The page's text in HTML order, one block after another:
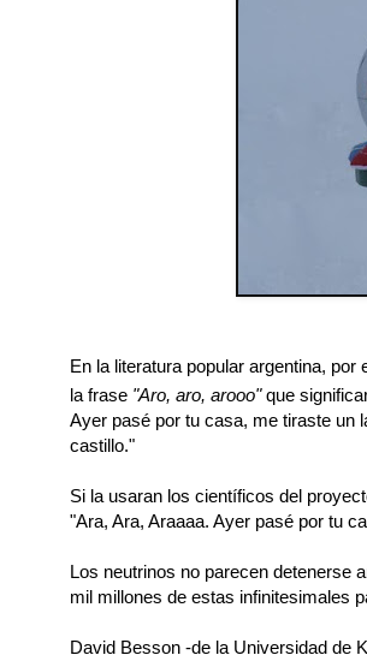
En la literatura popular argentina,
la frase "Aro, aro, arooo"que
Ayer pasé por tu casa, me tiraste un
castillo."
Si la usaran los científicos del
"Ara, Ara, Araaaa. Ayer pasé por tu
Los neutrinos no parecen detenerse
mil millones de estas infinitesimales
David Besson -de la Universidad de